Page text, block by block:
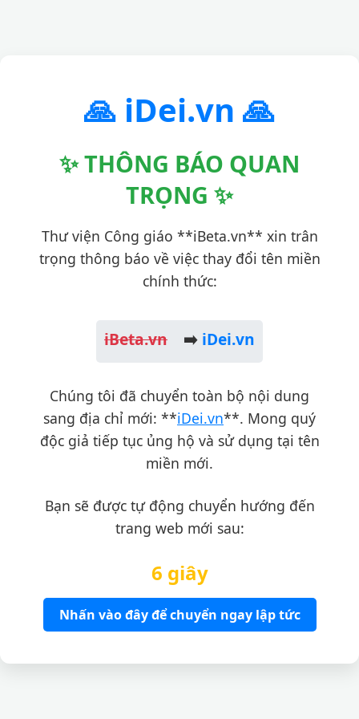
🙏 iDei.vn 🙏
✨ THÔNG BÁO QUAN
TRỌNG ✨
Thư viện Công giáo **iBeta.vn** xin trân
trọng thông báo về việc thay đổi tên miền
chính thức:
iBeta.vn ➡️ iDei.vn
Chúng tôi đã chuyển toàn bộ nội dung
sang địa chỉ mới: **iDei.vn**. Mong quý
độc giả tiếp tục ủng hộ và sử dụng tại tên
miền mới.
Bạn sẽ được tự động chuyển hướng đến
trang web mới sau:
6 giây
Nhấn vào đây để chuyển ngay lập tức